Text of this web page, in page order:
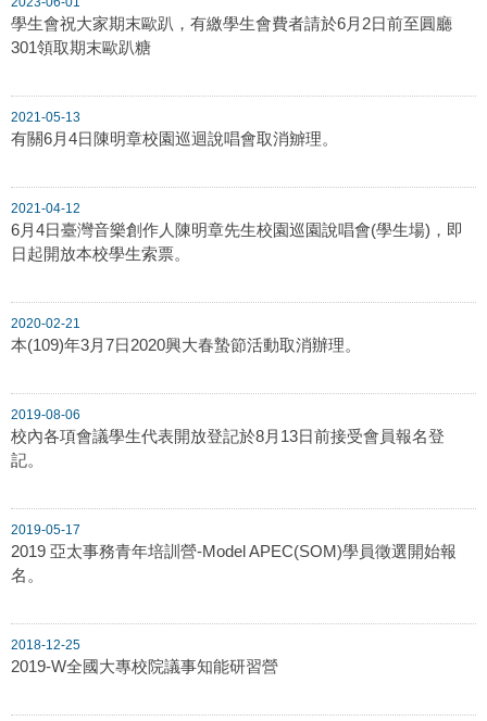
學生會祝大家期末歐趴，有繳學生會費者請於6月2日前至圓廳
301領取期末歐趴糖
2021-05-13
有關6月4日陳明章校園巡迴說唱會取消辧理。
2021-04-12
6月4日臺灣音樂創作人陳明章先生校園巡園說唱會(學生場)，即
日起開放本校學生索票。
2020-02-21
本(109)年3月7日2020興大春蟄節活動取消辦理。
2019-08-06
校內各項會議學生代表開放登記於8月13日前接受會員報名登
記。
2019-05-17
2019 亞太事務青年培訓營-Model APEC(SOM)學員徵選開始報
名。
2018-12-25
2019-W全國大專校院議事知能研習營